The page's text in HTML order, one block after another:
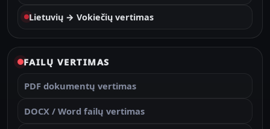
Lietuvių → Vokiečių vertimas
FAILŲ VERTIMAS
PDF dokumentų vertimas
DOCX / Word failų vertimas